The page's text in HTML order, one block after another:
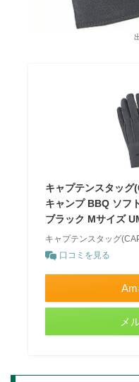
キャプテンスタッグ
キャンプ BBQ ソフ
ブラック Mサイズ
キャプテンスタッグ
口コミを見る
メ